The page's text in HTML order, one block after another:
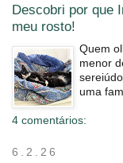
Descobri por que
meu rosto!
Quem
menor
uma
4 comentários:
6.2.26